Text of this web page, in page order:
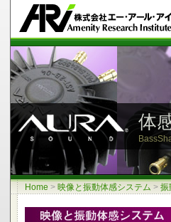
体
Home > 映像と振動体感システム > 振